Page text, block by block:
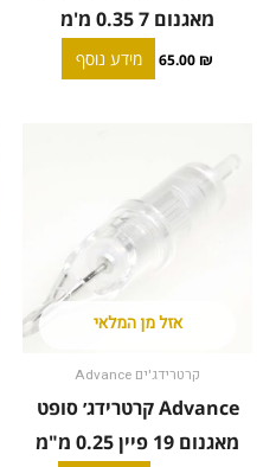
מאגנום 7 0.35 מ'מ
65.00 ₪ מידע נוסף
אזל מן המלאי
קרטרידג'ים Advance
Advance קרטרידג׳ סופט
מאגנום 19 פיין 0.25 מ"מ